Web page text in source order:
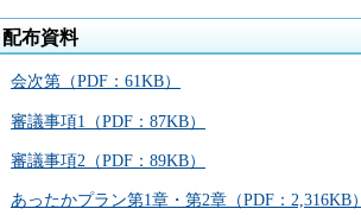
配布資料
会次第（PDF：61KB）
審議事項1（PDF：87KB）
審議事項2（PDF：89KB）
あったかプラン第1章・第2章（PDF：2,316KB）